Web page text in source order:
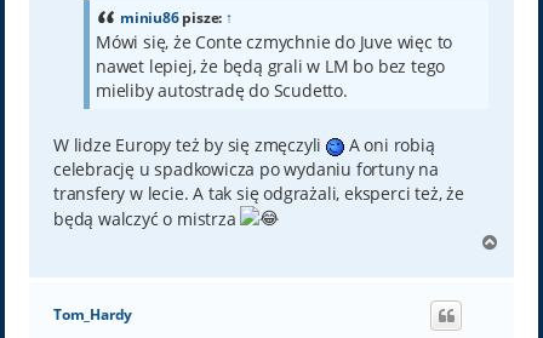
miniu86pisze: ↑
Mówi się, że Conte czmychnie do Juve więc to
nawet lepiej, że będą grali w LM bo bez tego
mieliby autostradę do Scudetto.
W lidze Europy też by się zmęczyli
A oni robią
celebrację u spadkowicza po wydaniu fortuny na
transfery w lecie. A tak się odgrażali, eksperci też, że
będą walczyć o mistrza
g
Tom_Hardy